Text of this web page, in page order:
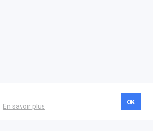
En savoir plus
OK